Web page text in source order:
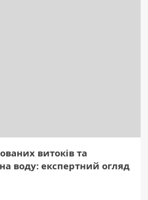
витоків та
воду: експертний огляд